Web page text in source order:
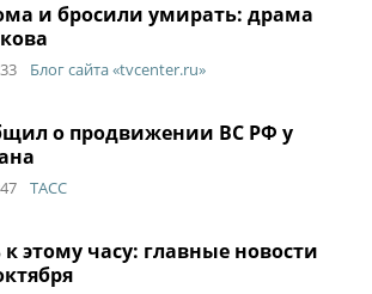
и бросили умирать: драма
Блог сайта «tvcenter.ru»
о продвижении ВС РФ у
ТАСС
этому часу: главные новости